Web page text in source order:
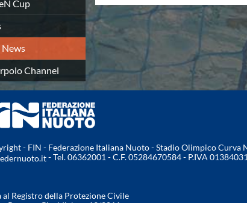
Cup
Cup
News
Channel
- FIN - Federazione Italiana Nuoto - Stadio Olimpico Curva
- Tel. 06362001 - C.F. 05284670584 - P.IVA
al Registro della Protezione Civile